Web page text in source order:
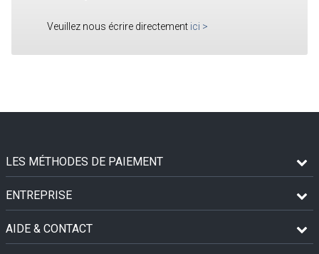
Veuillez nous écrire directement ici >
LES MÉTHODES DE PAIEMENT
ENTREPRISE
AIDE & CONTACT